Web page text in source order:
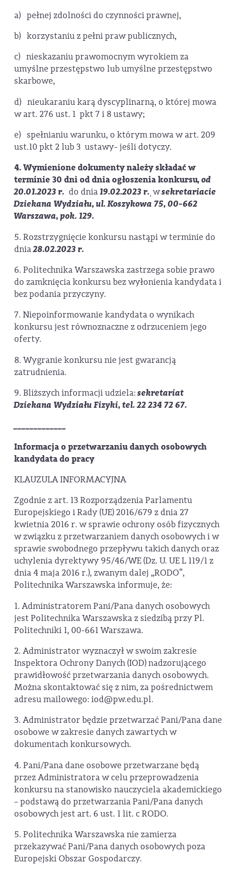
a) pełnej zdolności do czynności prawnej,
b) korzystaniu z pełni praw publicznych,
c) nieskazaniu prawomocnym wyrokiem za
umyślne przestępstwo lub umyślne przestępstwo
skarbowe,
d) nieukaraniu karą dyscyplinarną, o której mowa
w art. 276 ust. 1 pkt 7 i 8 ustawy;
e) spełnianiu warunku, o którym mowa w art. 209
ust.10 pkt 2 lub 3 ustawy- jeśli dotyczy.
4. Wymienione dokumenty należy składać w
terminie 30 dni od dnia ogłoszenia konkursu, od
20.01.2023 r. do dnia19.02.2023 r.,wsekretariacie
Dziekana Wydziału, ul. Koszykowa 75, 00-662
Warszawa, pok. 129.
5. Rozstrzygnięcie konkursu nastąpi w terminie do
dnia28.02.2023 r.
6. Politechnika Warszawska zastrzega sobie prawo
do zamknięcia konkursu bez wyłonienia kandydata i
bez podania przyczyny.
7. Niepoinformowanie kandydata o wynikach
konkursu jest równoznaczne z odrzuceniem jego
oferty.
8. Wygranie konkursu nie jest gwarancją
zatrudnienia.
9. Bliższych informacji udziela:sekretariat
Dziekana Wydziału Fizyki, tel. 22 234 72 67.
_____________
Informacja o przetwarzaniu danych osobowych
kandydata do pracy
KLAUZULA INFORMACYJNA
Zgodnie z art. 13 Rozporządzenia Parlamentu
Europejskiego i Rady (UE) 2016/679 z dnia 27
kwietnia 2016 r. w sprawie ochrony osób fizycznych
w związku z przetwarzaniem danych osobowych i w
sprawie swobodnego przepływu takich danych oraz
uchylenia dyrektywy 95/46/WE (Dz. U. UE L 119/1 z
dnia 4 maja 2016 r.), zwanym dalej „RODO”,
Politechnika Warszawska informuje, że:
1. Administratorem Pani/Pana danych osobowych
jest Politechnika Warszawska z siedzibą przy Pl.
Politechniki 1, 00-661 Warszawa.
2. Administrator wyznaczył w swoim zakresie
Inspektora Ochrony Danych (IOD) nadzorującego
prawidłowość przetwarzania danych osobowych.
Można skontaktować się z nim, za pośrednictwem
adresu mailowego: iod@pw.edu.pl.
3. Administrator będzie przetwarzać Pani/Pana dane
osobowe w zakresie danych zawartych w
dokumentach konkursowych.
4. Pani/Pana dane osobowe przetwarzane będą
przez Administratora w celu przeprowadzenia
konkursu na stanowisko nauczyciela akademickiego
– podstawą do przetwarzania Pani/Pana danych
osobowych jest art. 6 ust. 1 lit. c RODO.
5. Politechnika Warszawska nie zamierza
przekazywać Pani/Pana danych osobowych poza
Europejski Obszar Gospodarczy.